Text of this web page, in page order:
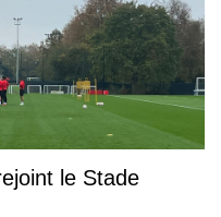
le Stade